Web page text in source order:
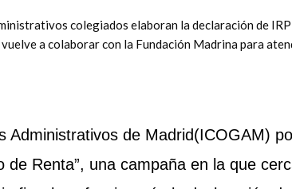
colegiados elaboran la declaración de
a colaborar con la Fundación Madrina para
Administrativos de Madrid(ICOGAM)
de Renta”, una campaña en la que